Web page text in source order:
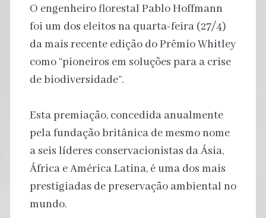
O engenheiro florestal Pablo Hoffmann
foi um dos eleitos na quarta-feira (27/4)
da mais recente edição do Prêmio Whitley
como “pioneiros em soluções para a crise
de biodiversidade”.
Esta premiação, concedida anualmente
pela fundação britânica de mesmo nome
a seis líderes conservacionistas da Ásia,
África e América Latina, é uma dos mais
prestigiadas de preservação ambiental no
mundo.